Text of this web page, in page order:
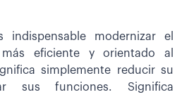
indispensable modernizar el
eficiente y orientado al
simplemente reducir su
sus funciones. Significa